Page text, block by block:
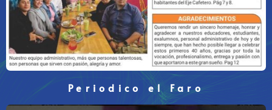
Periodico el Faro